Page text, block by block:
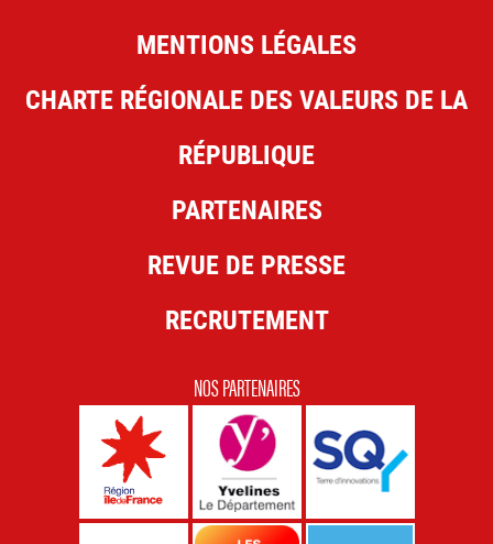
MENTIONS LÉGALES
CHARTE RÉGIONALE DES VALEURS DE LA
RÉPUBLIQUE
PARTENAIRES
REVUE DE PRESSE
RECRUTEMENT
NOS PARTENAIRES